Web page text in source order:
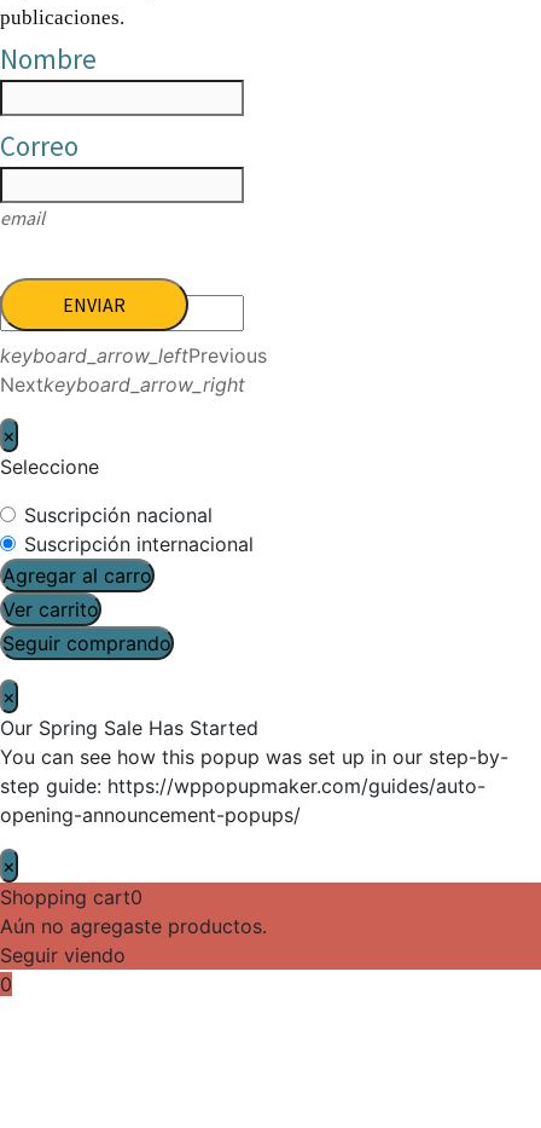
publicaciones.
Nombre
Correo
email
ENVIAR
keyboard_arrow_leftPrevious
Nextkeyboard_arrow_right
×
Seleccione
Suscripción nacional
Suscripción internacional
Agregar al carro
Ver carrito
Seguir comprando
×
Our Spring Sale Has Started
You can see how this popup was set up in our step-by-
step guide: https://wppopupmaker.com/guides/auto-
opening-announcement-popups/
×
Shopping cart0
Aún no agregaste productos.
Seguir viendo
0